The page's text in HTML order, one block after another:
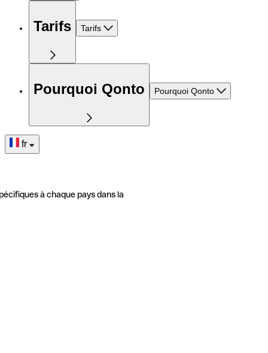
Tarifs Tarifs
Pourquoi Qonto Pourquoi Qonto
fr
à chaque pays dans la